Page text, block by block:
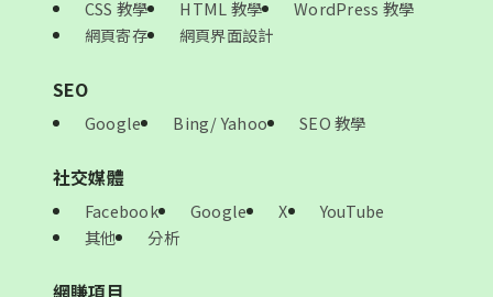
CSS 教學 HTML 教學
WordPress 教學
網頁寄存
網頁界面設計
SEO
Google Bing/ Yahoo SEO 教學
社交媒體
Facebook Google X
YouTube
其他
分析